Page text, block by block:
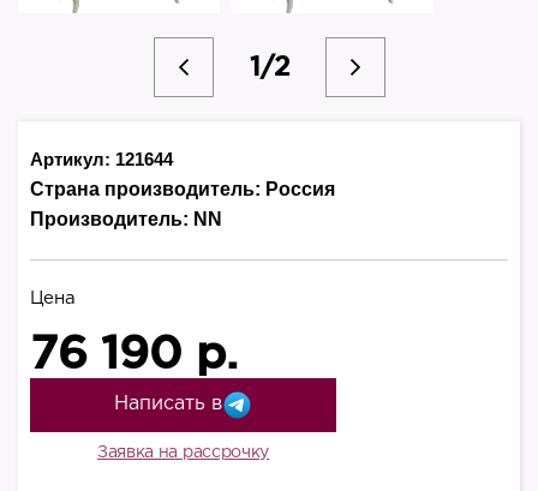
1/2
Артикул: 121644
Страна производитель: Россия
Производитель: NN
Цена
76 190 р.
Написать в
Заявка на рассрочку